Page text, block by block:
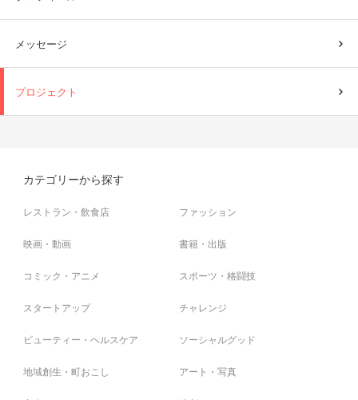
メッセージ
プロジェクト
カテゴリーから探す
レストラン・飲食店 ファッション
映画・動画 書籍・出版
コミック・アニメ スポーツ・格闘技
スタートアップ チャレンジ
ビューティー・ヘルスケア ソーシャルグッド
地域創生・町おこし アート・写真